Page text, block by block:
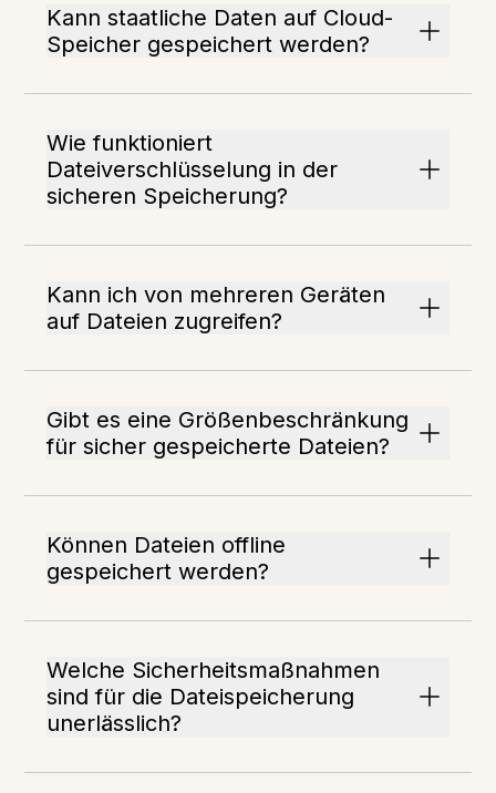
Kann staatliche Daten auf Cloud-
Speicher gespeichert werden?
Wie funktioniert
Dateiverschlüsselung in der
sicheren Speicherung?
Kann ich von mehreren Geräten
auf Dateien zugreifen?
Gibt es eine Größenbeschränkung
für sicher gespeicherte Dateien?
Können Dateien offline
gespeichert werden?
Welche Sicherheitsmaßnahmen
sind für die Dateispeicherung
unerlässlich?